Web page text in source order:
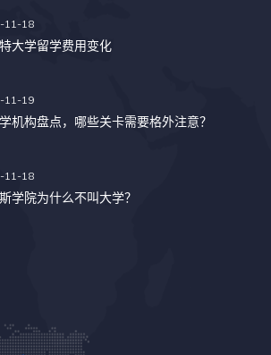
11-18
大学留学费用变化
11-19
机构盘点，哪些关卡需要格外注意？
11-18
学院为什么不叫大学？